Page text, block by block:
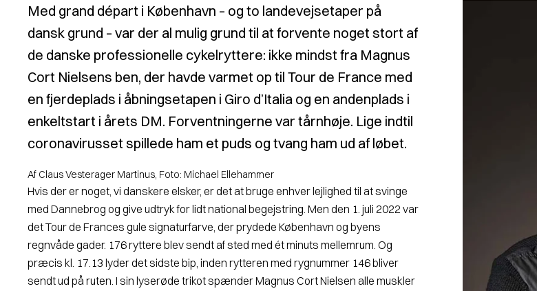
Med grand départ i København – og to landevejsetaper på
dansk grund – var der al mulig grund til at forvente noget stort af
de danske professionelle cykelryttere: ikke mindst fra Magnus
Cort Nielsens ben, der havde varmet op til Tour de France med
en fjerdeplads i åbningsetapen i Giro d’Italia og en andenplads i
enkeltstart i årets DM. Forventningerne var tårnhøje. Lige indtil
coronavirusset spillede ham et puds og tvang ham ud af løbet.
Af Claus Vesterager Martinus, Foto: Michael Ellehammer
Hvis der er noget, vi danskere elsker, er det at bruge enhver lejlighed til at svinge
med Dannebrog og give udtryk for lidt national begejstring. Men den 1. juli 2022 var
det Tour de Frances gule signaturfarve, der prydede København og byens
regnvåde gader. 176 ryttere blev sendt af sted med ét minuts mellemrum. Og
præcis kl. 17.13 lyder det sidste bip, inden rytteren med rygnummer 146 bliver
sendt ud på ruten. I sin lyserøde trikot spænder Magnus Cort Nielsen alle muskler